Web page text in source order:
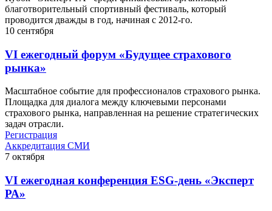
благотворительный спортивный фестиваль, который
проводится дважды в год, начиная с 2012-го.
10 сентября
VI ежегодный форум «Будущее страхового
рынка»
Масштабное событие для профессионалов страхового рынка.
Площадка для диалога между ключевыми персонами
страхового рынка, направленная на решение стратегических
задач отрасли.
Регистрация
Аккредитация СМИ
7 октября
VI ежегодная конференция ESG-день «Эксперт
РА»